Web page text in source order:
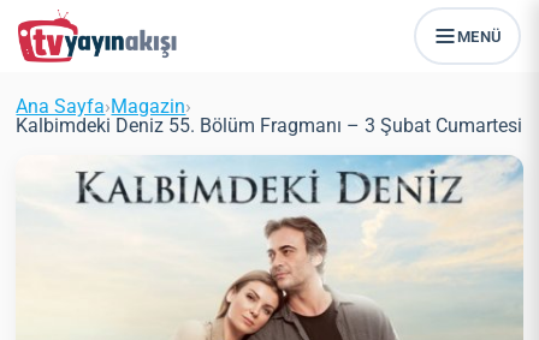
MENÜ
Ana Sayfa›Magazin›
Kalbimdeki Deniz 55. Bölüm Fragmanı – 3 Şubat Cumartesi